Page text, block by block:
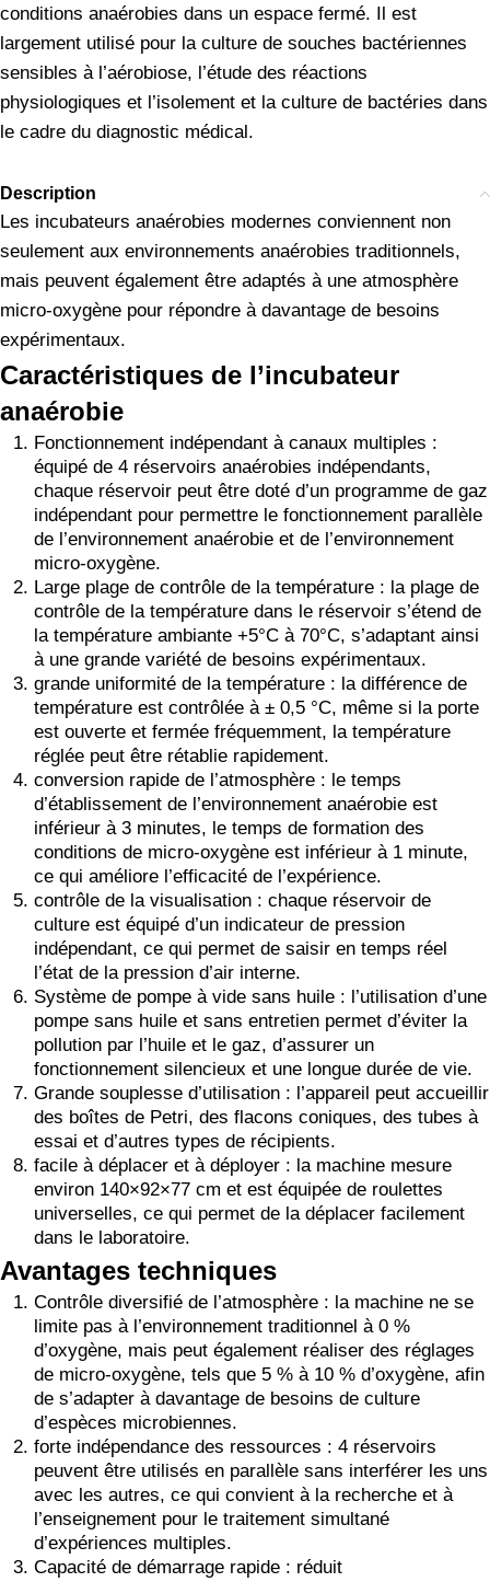
conditions anaérobies dans un espace fermé. Il est
largement utilisé pour la culture de souches bactériennes
sensibles à l’aérobiose, l’étude des réactions
physiologiques et l’isolement et la culture de bactéries dans
le cadre du diagnostic médical.
Description
Les incubateurs anaérobies modernes conviennent non
seulement aux environnements anaérobies traditionnels,
mais peuvent également être adaptés à une atmosphère
micro-oxygène pour répondre à davantage de besoins
expérimentaux.
Caractéristiques de l’incubateur
anaérobie
Fonctionnement indépendant à canaux multiples :
équipé de 4 réservoirs anaérobies indépendants,
chaque réservoir peut être doté d’un programme de gaz
indépendant pour permettre le fonctionnement parallèle
de l’environnement anaérobie et de l’environnement
micro-oxygène.
Large plage de contrôle de la température : la plage de
contrôle de la température dans le réservoir s’étend de
la température ambiante +5°C à 70°C, s’adaptant ainsi
à une grande variété de besoins expérimentaux.
grande uniformité de la température : la différence de
température est contrôlée à ± 0,5 °C, même si la porte
est ouverte et fermée fréquemment, la température
réglée peut être rétablie rapidement.
conversion rapide de l’atmosphère : le temps
d’établissement de l’environnement anaérobie est
inférieur à 3 minutes, le temps de formation des
conditions de micro-oxygène est inférieur à 1 minute,
ce qui améliore l’efficacité de l’expérience.
contrôle de la visualisation : chaque réservoir de
culture est équipé d’un indicateur de pression
indépendant, ce qui permet de saisir en temps réel
l’état de la pression d’air interne.
Système de pompe à vide sans huile : l’utilisation d’une
pompe sans huile et sans entretien permet d’éviter la
pollution par l’huile et le gaz, d’assurer un
fonctionnement silencieux et une longue durée de vie.
Grande souplesse d’utilisation : l’appareil peut accueillir
des boîtes de Petri, des flacons coniques, des tubes à
essai et d’autres types de récipients.
facile à déplacer et à déployer : la machine mesure
environ 140×92×77 cm et est équipée de roulettes
universelles, ce qui permet de la déplacer facilement
dans le laboratoire.
Avantages techniques
Contrôle diversifié de l’atmosphère : la machine ne se
limite pas à l’environnement traditionnel à 0 %
d’oxygène, mais peut également réaliser des réglages
de micro-oxygène, tels que 5 % à 10 % d’oxygène, afin
de s’adapter à davantage de besoins de culture
d’espèces microbiennes.
forte indépendance des ressources : 4 réservoirs
peuvent être utilisés en parallèle sans interférer les uns
avec les autres, ce qui convient à la recherche et à
l’enseignement pour le traitement simultané
d’expériences multiples.
Capacité de démarrage rapide : réduit